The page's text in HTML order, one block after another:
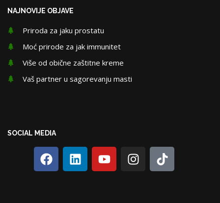
NAJNOVIJE OBJAVE
Priroda za jaku prostatu
Moć prirode za jak immunitet
Više od obične zaštitne kreme
Vaš partner u sagorevanju masti
SOCIAL MEDIA